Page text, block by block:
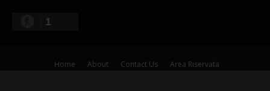
1
Home About Contact Us
Area Riservata